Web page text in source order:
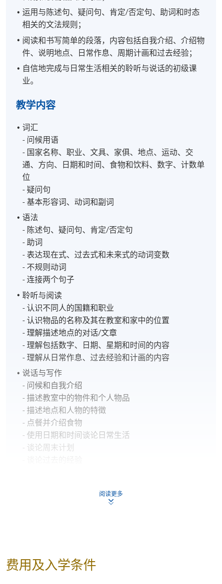
运用与陈述句、疑问句、肯定/否定句、助词和时态
相关的文法规则；
阅读和书写简单的段落，内容包括自我介绍、介绍物
件、说明地点、日常作息、周期计画和过去经验；
自信地完成与日常生活相关的聆听与说话的初级课
业。
教学内容
词汇
- 问候用语
- 国家名称、职业、文具、家俱、地点、运动、交
通、方向、日期和时间、食物和饮料、数字、计数单
位
- 疑问句
- 基本形容词、动词和副词
语法
- 陈述句、疑问句、肯定/否定句
- 助词
- 表达现在式、过去式和未来式的动词变数
- 不规则动词
- 连接两个句子
聆听与阅读
- 认识不同人的国籍和职业
- 认识物品的名称及其在教室和家中的位置
- 理解描述地点的对话/文章
- 理解包括数字、日期、星期和时间的内容
- 理解从日常作息、过去经验和计画的内容
说话与写作
- 问候和自我介绍
- 描述教室中的物件和个人物品
- 描述地点和人物的特徵
- 点餐并介绍食物
- 使用日期和时间谈论日常生活
- 谈论周末计划
The Korean Language Institute, Yonsei University
(2019). New Yonsei Korean (Listening and Reading)
阅读更多
费用及入学条件